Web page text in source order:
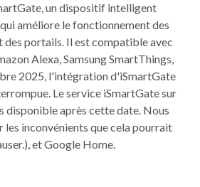
un dispositif intelligent
améliore le fonctionnement des
des portails. Il est compatible avec
Alexa, Samsung SmartThings,
2025, l'intégration d'iSmartGate
Le service iSmartGate sur
disponible après cette date. Nous
les inconvénients que cela pourrait
et Google Home.